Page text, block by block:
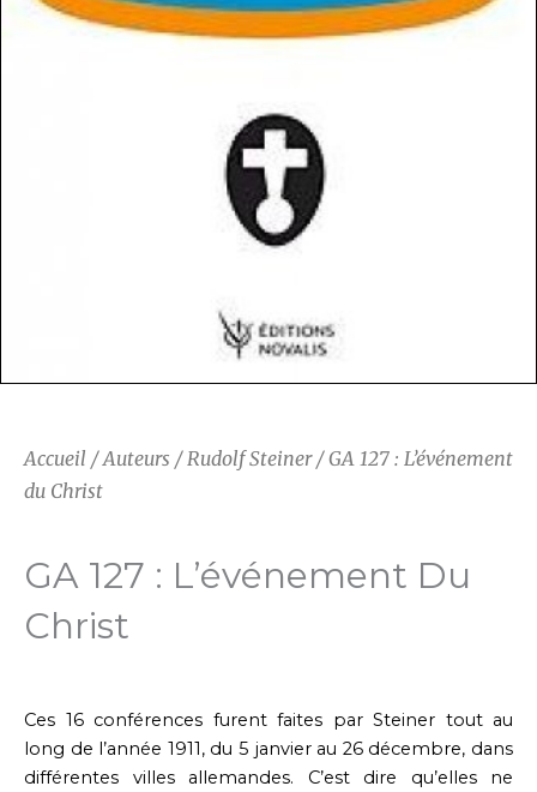
Accueil /Auteurs /Rudolf Steiner/ GA 127 : L’événement
du Christ
GA 127 : L’événement Du
Christ
Ces 16 conférences furent faites par Steiner tout au
long de l’année 1911, du 5 janvier au 26 décembre, dans
différentes villes allemandes. C’est dire qu’elles ne